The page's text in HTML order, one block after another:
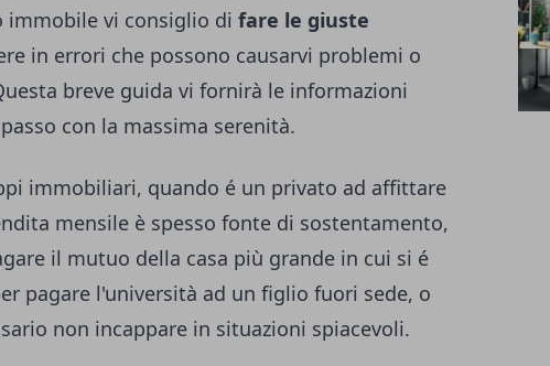
immobile vi consiglio di fare le giuste
in errori che possono causarvi problemi o
breve guida vi fornirà le informazioni
con la massima serenità.
immobiliari, quando é un privato ad affittare
mensile è spesso fonte di sostentamento,
il mutuo della casa più grande in cui si é
pagare l'università ad un figlio fuori sede, o
non incappare in situazioni spiacevoli.